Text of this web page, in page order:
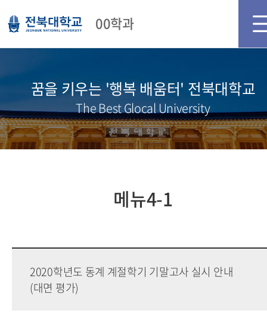
00학과
꿈을 키우는 '행복 배움터' 전북대학교
The Best Glocal University
메뉴4-1
2020학년도 동계 계절학기 기말고사 실시 안내
(대면 평가)